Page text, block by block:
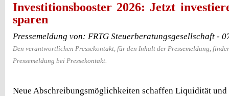
Investitionsbooster 2026: Jetzt
sparen
Pressemeldung von: FRTG Steuerberatungsgesellschaft -
Den verantwortlichen Pressekontakt, für den Inhalt der Pressemeldung,
Pressemeldung bei Pressekontakt.
Neue Abschreibungsmöglichkeiten schaffen Liquidität